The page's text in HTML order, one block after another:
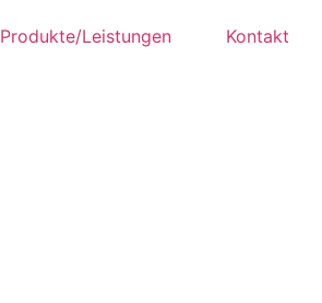
Produkte/Leistungen Kontakt